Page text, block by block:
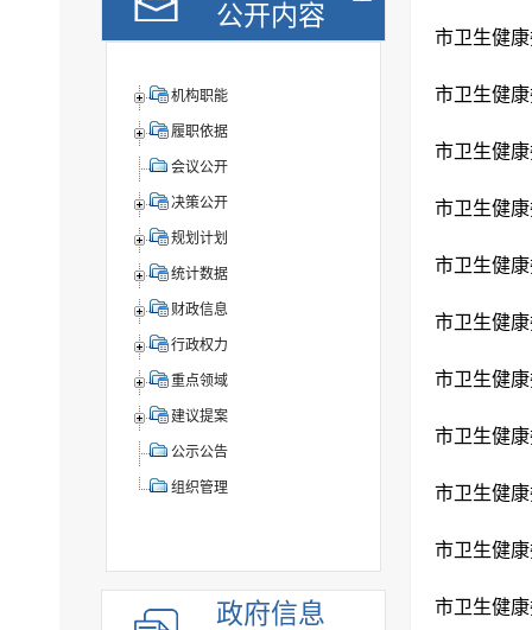
公开内容
机构职能
履职依据
会议公开
决策公开
规划计划
统计数据
财政信息
行政权力
重点领域
建议提案
公示公告
组织管理
政府信息
市卫生健
市卫生健
市卫生健
市卫生健
市卫生健
市卫生健
市卫生健
市卫生健
市卫生健
市卫生健
市卫生健